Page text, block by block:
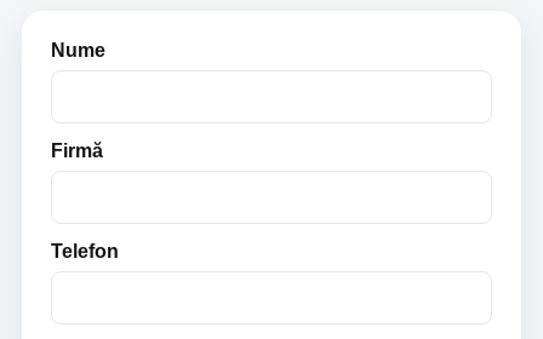
Nume
Firmă
Telefon